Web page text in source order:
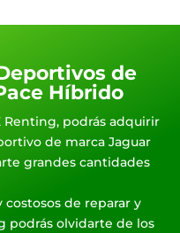
de
Híbrido
Renting, podrás adquirir
de marca Jaguar
grandes cantidades
de reparar y
podrás olvidarte de los